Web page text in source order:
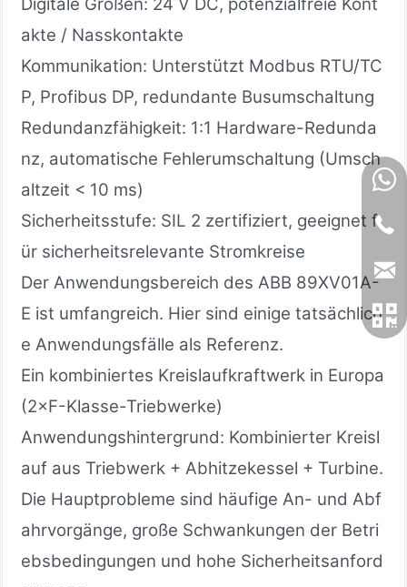
akte / Nasskontakte
Kommunikation: Unterstützt Modbus RTU/TC
P, Profibus DP, redundante Busumschaltung
Redundanzfähigkeit: 1:1 Hardware-Redunda
nz, automatische Fehlerumschaltung (Umsch
altzeit < 10 ms)
Sicherheitsstufe: SIL 2 zertifiziert, geeignet f
ür sicherheitsrelevante Stromkreise
Der Anwendungsbereich des ABB 89XV01A-
E ist umfangreich. Hier sind einige tatsächlich
e Anwendungsfälle als Referenz.
Ein kombiniertes Kreislaufkraftwerk in Europa
(2×F-Klasse-Triebwerke)
Anwendungshintergrund: Kombinierter Kreisl
auf aus Triebwerk + Abhitzekessel + Turbine.
Die Hauptprobleme sind häufige An- und Abf
ahrvorgänge, große Schwankungen der Betri
ebsbedingungen und hohe Sicherheitsanford